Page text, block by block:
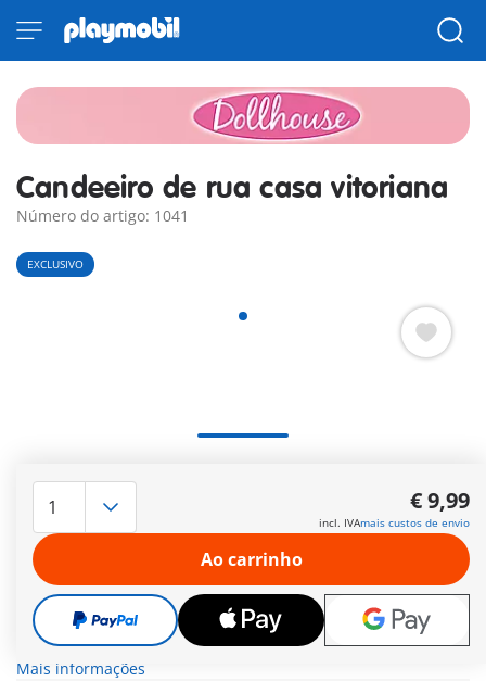
Candeeiro de rua casa vitoriana
Número do artigo: 1041
EXCLUSIVO
com o Candeeiro de rua de estilo vitoriano PLAYMOBIL PLUS.
Este design charmoso adiciona um toque especial à tua
nostálgica coleção de casas de bonecas. O candeeiro de rua
integra-se perfeitamente no mundo do jogo com o seu design
vitoriano detalhado, proporcionando uma iluminação
romântica. Com este complemento único, vais criar um
ambiente nostálgico na tua casa de bonecas. Melhora a tua
coleção com este set especial e desfrute de horas de
brincadeira ao estilo vitoriano.
Mais informações
€ 9,99
incl. IVAmais custos de envio
Ao carrinho